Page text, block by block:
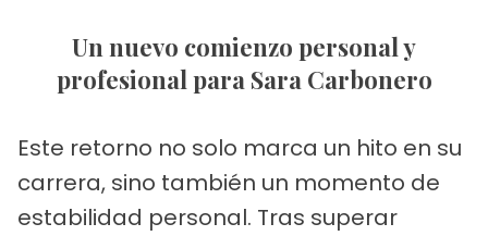
Un nuevo comienzo personal y
profesional para Sara Carbonero
Este retorno no solo marca un hito en su
carrera, sino también un momento de
estabilidad personal. Tras superar